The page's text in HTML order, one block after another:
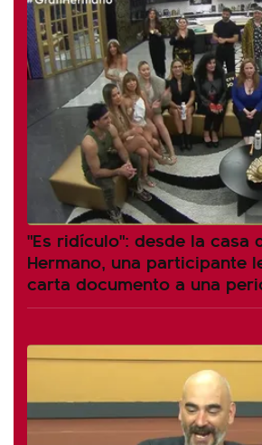
"Es ridículo": desde la casa
Hermano, una participante
carta documento a una